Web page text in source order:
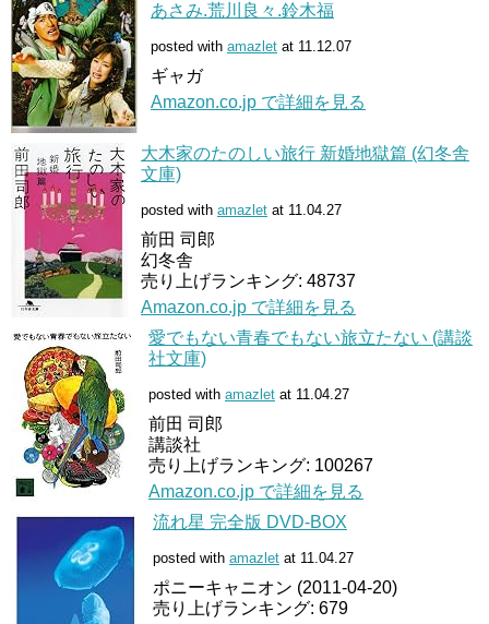
あさみ.荒川良々.鈴木福
posted with amazlet at 11.12.07
ギャガ
Amazon.co.jp で詳細を見る
大木家のたのしい旅行 新婚地獄篇 (幻冬舎
文庫)
posted with amazlet at 11.04.27
前田 司郎
幻冬舎
売り上げランキング: 48737
Amazon.co.jp で詳細を見る
愛でもない青春でもない旅立たない (講談
社文庫)
posted with amazlet at 11.04.27
前田 司郎
講談社
売り上げランキング: 100267
Amazon.co.jp で詳細を見る
流れ星 完全版 DVD-BOX
posted with amazlet at 11.04.27
ポニーキャニオン (2011-04-20)
売り上げランキング: 679